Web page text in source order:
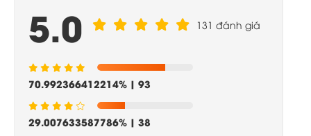
5.0 131 đánh giá
70.992366412214% | 93
29.007633587786% | 38